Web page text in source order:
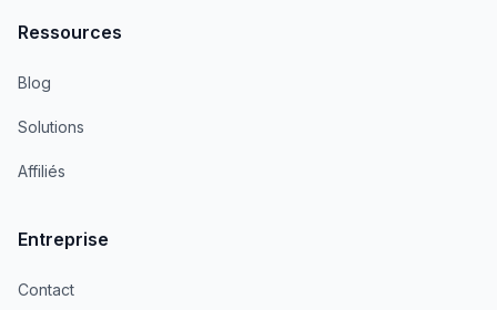
Ressources
Blog
Solutions
Affiliés
Entreprise
Contact